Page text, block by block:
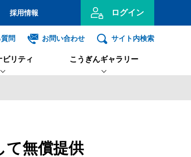
採用情報 ログイン
投資信託
問 お問い合わせ サイト内検索
ビリティ こうぎんギャラリー
て無償提供